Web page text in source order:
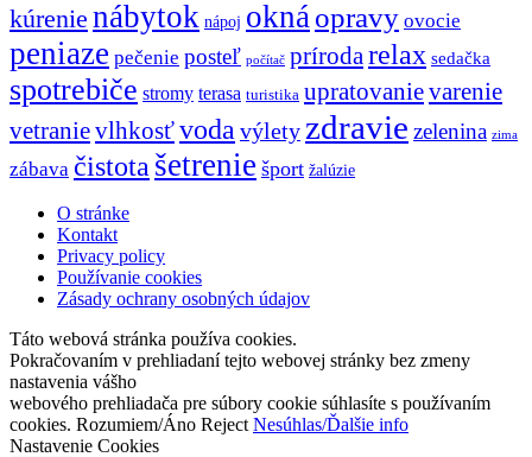
kúrenie nábytok nápoj okná opravy ovocie
peniaze pečenie posteľ počítač prírodarelax sedačka
spotrebiče stromy terasa turistika upratovanievarenie
vetranievlhkosťvoda výlety zdravie zelenina zima
zábava čistota šetrenie šport žalúzie
O stránke
Kontakt
Privacy policy
Používanie cookies
Zásady ochrany osobných údajov
Táto webová stránka používa cookies.
Pokračovaním v prehliadaní tejto webovej stránky bez zmeny
nastavenia vášho
webového prehliadača pre súbory cookie súhlasíte s používaním
cookies. Rozumiem/Áno Reject Nesúhlas/Ďalšie info
Nastavenie Cookies